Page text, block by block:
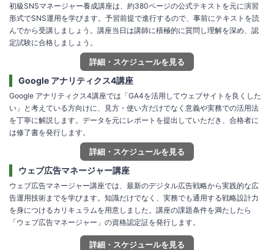
初級SNSマネージャー養成講座は、約380ページの公式テキストを元に演習
形式でSNS運用を学びます。予習前提で進行するので、事前にテキストを読
んでから受講しましょう。講座当日は講師に積極的に質問し理解を深め、認
定試験に合格しましょう。
詳細・スケジュールを見る
Google アナリティクス4講座
Google アナリティクス4講座では「GA4を活用してウェブサイトを良くした
い」と考えている方向けに、見方・使い方だけでなく意義や実務での活用法
を丁寧に解説します。データを元にレポートを提出していただき、合格者に
は修了書を発行します。
詳細・スケジュールを見る
ウェブ広告マネージャー講座
ウェブ広告マネージャー講座では、最新のデジタル広告戦略から実践的な広
告運用技術までを学びます。知識だけでなく、実務でも通用する戦略設計力
を身につけるカリキュラムを用意しました。講座の課題条件を満たしたら
「ウェブ広告マネージャー」の資格認定証を発行します。
詳細・スケジュールを見る